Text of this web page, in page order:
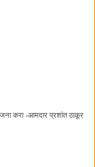
करा -आमदार प्रशांत ठाकूर